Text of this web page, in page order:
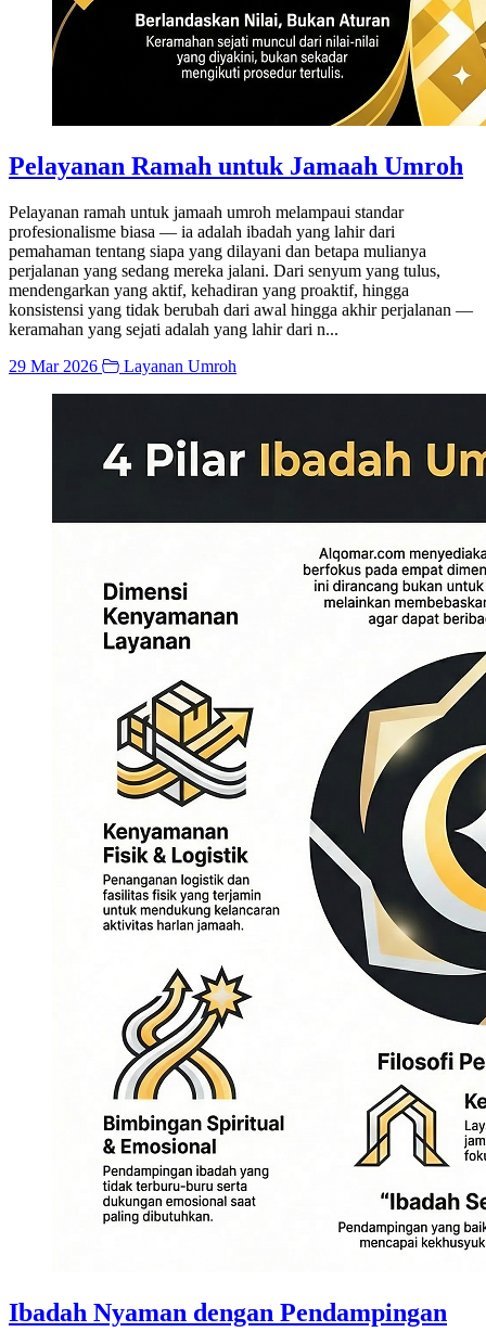
Pelayanan Ramah untuk Jamaah Umroh
Pelayanan ramah untuk jamaah umroh melampaui standar
profesionalisme biasa — ia adalah ibadah yang lahir dari
pemahaman tentang siapa yang dilayani dan betapa mulianya
perjalanan yang sedang mereka jalani. Dari senyum yang tulus,
mendengarkan yang aktif, kehadiran yang proaktif, hingga
konsistensi yang tidak berubah dari awal hingga akhir perjalanan —
keramahan yang sejati adalah yang lahir dari n...
29 Mar 2026
Layanan Umroh
Ibadah Nyaman dengan Pendampingan